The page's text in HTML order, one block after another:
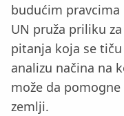
budućim pravcima
UN pruža priliku
pitanja koja se
analizu načina na
može da
zemlji.